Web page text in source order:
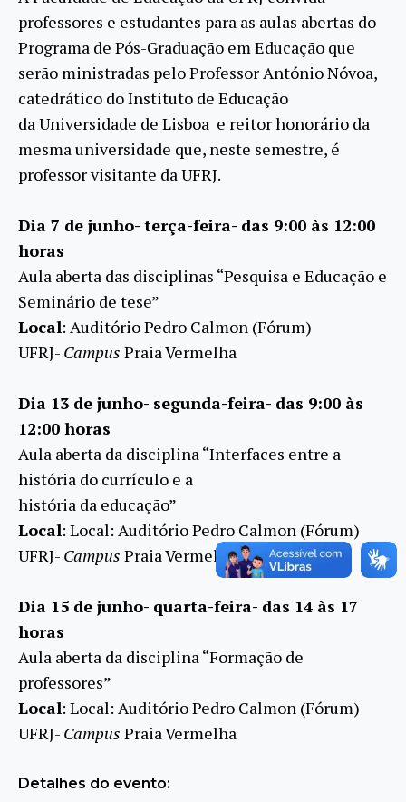
professores e estudantes para as aulas abertas do
Programa de Pós-Graduação em Educação que
serão ministradas pelo ProfessorAntónioNóvoa,
catedrático do Instituto de Educação
da Universidade de Lisboa e reitor honorário da
mesma universidade que, neste semestre, é
professor visitante da UFRJ.
Dia 7 de junho- terça-feira- das 9:00 às 12:00
horas
Aula aberta das disciplinas “Pesquisa e Educação e
Seminário de tese”
Local: Auditório Pedro Calmon (Fórum)
UFRJ- Campus Praia Vermelha
Dia 13 de junho- segunda-feira- das 9:00 às
12:00 horas
Aula aberta da disciplina “Interfaces entre a
história do currículo e a
história da educação”
Local: Local: Auditório Pedro Calmon (Fórum)
UFRJ- Campus Praia Vermelha
Dia 15 de junho- quarta-feira- das 14 às 17
horas
Aula aberta da disciplina “Formação de
professores”
Local: Local: Auditório Pedro Calmon (Fórum)
UFRJ- Campus Praia Vermelha
Detalhes do evento: